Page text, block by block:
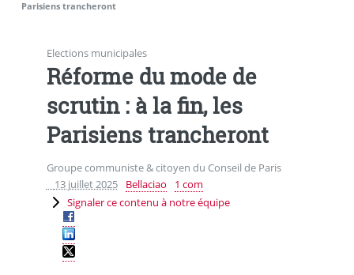
Parisiens trancheront
Elections municipales
Réforme du mode de
scrutin : à la fin, les
Parisiens trancheront
Groupe communiste & citoyen du Conseil de Paris
13 juillet 2025
Bellaciao
1 com
Signaler ce contenu à notre équipe